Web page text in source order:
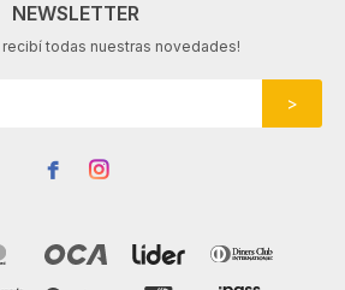
NEWSLETTER
recibí todas nuestras novedades!
 